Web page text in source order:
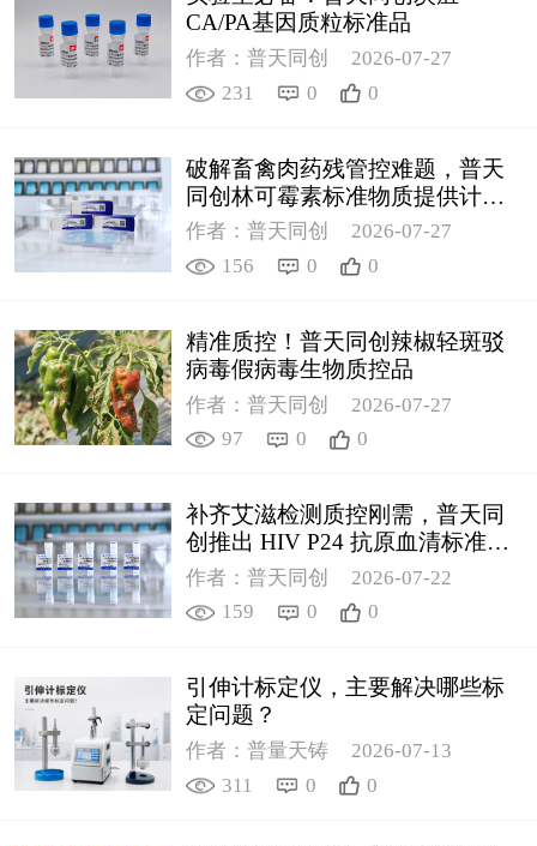
CA/PA基因质粒标准品
作者：普天同创
2026-07-27
231
0 0
破解畜禽肉药残管控难题，普天
同创林可霉素标准物质提供计量
支撑
作者：普天同创
2026-07-27
156
0 0
精准质控！普天同创辣椒轻斑驳
病毒假病毒生物质控品
作者：普天同创
2026-07-27
97
0 0
补齐艾滋检测质控刚需，普天同
创推出 HIV P24 抗原血清标准物
质
作者：普天同创
2026-07-22
159
0 0
引伸计标定仪，主要解决哪些标
定问题？
作者：普量天铸
2026-07-13
311
0 0